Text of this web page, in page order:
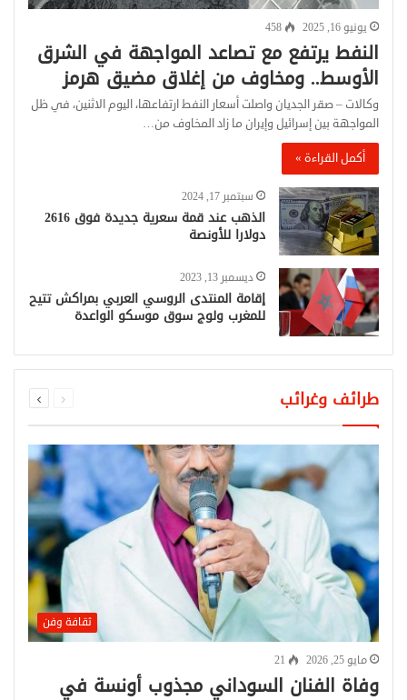
يونيو 16, 2025 458
النفط يرتفع مع تصاعد المواجهة في الشرق
الأوسط.. ومخاوف من إغلاق مضيق هرمز
وكالات – صقر الجديان واصلت أسعار النفط ارتفاعها، اليوم الاثنين، في ظل
المواجهة بين إسرائيل وإيران ما زاد المخاوف من…
أكمل القراءة »
سبتمبر 17, 2024
الذهب عند قمة سعرية جديدة فوق 2616
دولارا للأونصة
ديسمبر 13, 2023
إقامة المنتدى الروسي العربي بمراكش تتيح
للمغرب ولوج سوق موسكو الواعدة
طرائف وغرائب الصفحةالصفحة
ثقافة وفن
مايو 25, 2026 21
وفاة الفنان السوداني مجذوب أونسة في